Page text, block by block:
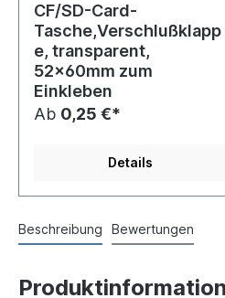
CF/SD-Card-
Tasche,Verschlußklapp
e, transparent,
52x60mm zum
Einkleben
Ab 0,25 €*
Details
Beschreibung Bewertungen